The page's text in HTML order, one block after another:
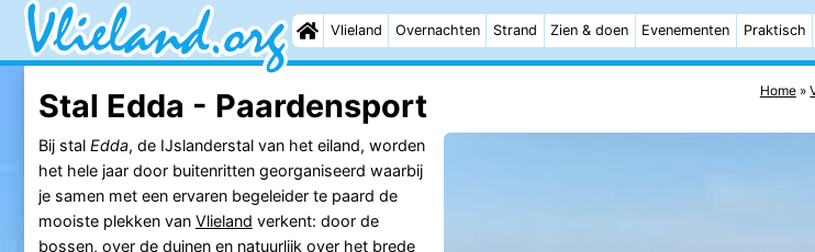
Vlieland Overnachten Strand Zien & doen Evenementen Praktisch
Home
Stal Edda - Paardensport
Bij stal Edda, de IJslanderstal van het eiland, worden
het hele jaar door buitenritten georganiseerd waarbij
je samen met een ervaren begeleider te paard de
mooiste plekken van Vlieland verkent: door de
bossen, over de duinen en natuurlijk over het brede